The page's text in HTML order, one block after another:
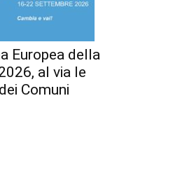
Europea della
al via le
Comuni